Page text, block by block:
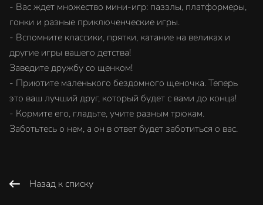
- Вас ждет множество мини-игр: паззлы, платформеры,
гонки и разные приключенческие игры.
- Вспомните классики, прятки, катание на великах и
другие игры вашего детства!
Заведите дружбу со щенком!
- Приютите маленького бездомного щеночка. Теперь
это ваш лучший друг, который будет с вами до конца!
- Кормите его, гладьте, учите разным трюкам.
Заботьтесь о нем, а он в ответ будет заботиться о вас.
Назад к списку